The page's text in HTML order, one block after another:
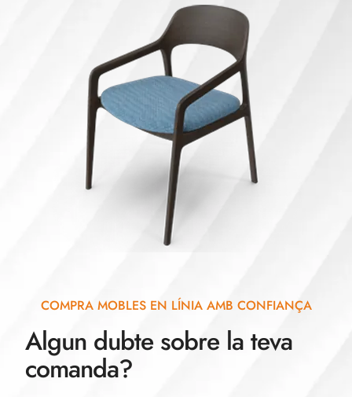
COMPRA MOBLES EN LÍNIA AMB CONFIANÇA
Algun dubte sobre la teva
comanda?